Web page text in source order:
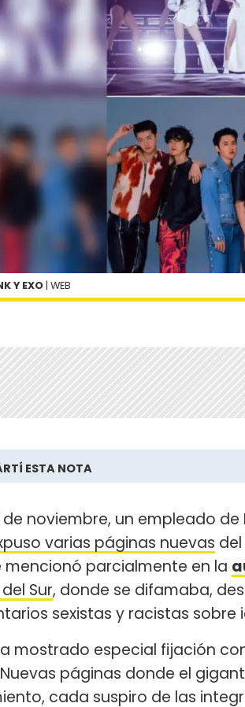
Y EXO | WEB
ESTA NOTA
de noviembre, un empleado de
varias páginas nuevas del
mencionó parcialmente en la
Sur, donde se difamaba,
sexistas y racistas
mostrado especial fijación
Nuevas páginas donde el
cada suspiro de las